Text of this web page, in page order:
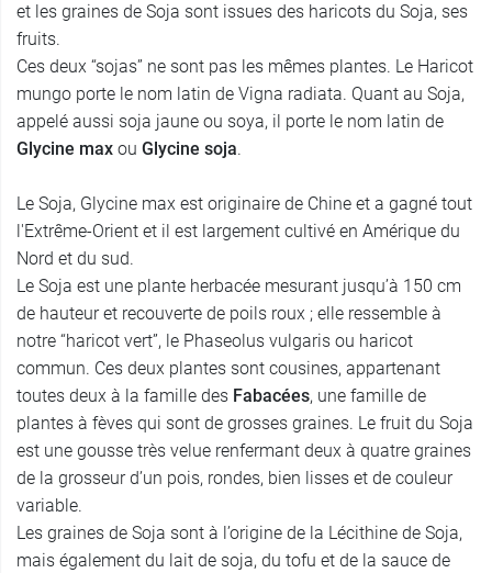
et les graines de Soja sont issues des haricots du Soja, ses
fruits.
Ces deux “sojas” ne sont pas les mêmes plantes. Le Haricot
mungo porte le nom latin de Vigna radiata. Quant au Soja,
appelé aussi soja jaune ou soya, il porte le nom latin de
Glycine max ou Glycine soja.
Le Soja, Glycine max est originaire de Chine et a gagné tout
l'Extrême-Orient et il est largement cultivé en Amérique du
Nord et du sud.
Le Soja est une plante herbacée mesurant jusqu’à 150 cm
de hauteur et recouverte de poils roux ; elle ressemble à
notre “haricot vert”, le Phaseolus vulgaris ou haricot
commun. Ces deux plantes sont cousines, appartenant
toutes deux à la famille des Fabacées, une famille de
plantes à fèves qui sont de grosses graines. Le fruit du Soja
est une gousse très velue renfermant deux à quatre graines
de la grosseur d’un pois, rondes, bien lisses et de couleur
variable.
Les graines de Soja sont à l’origine de la Lécithine de Soja,
mais également du lait de soja, du tofu et de la sauce de